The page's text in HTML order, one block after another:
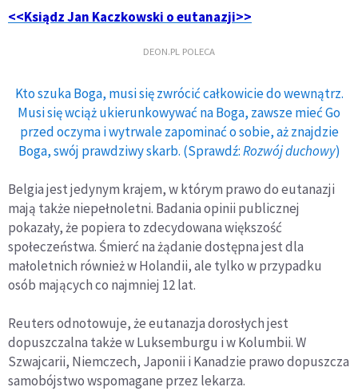
<<Ksiądz Jan Kaczkowski o eutanazji>>
DEON.PL POLECA
Kto szuka Boga, musi się zwrócić całkowicie do wewnątrz.
Musi się wciąż ukierunkowywać na Boga, zawsze mieć Go
przed oczyma i wytrwale zapominać o sobie, aż znajdzie
Boga, swój prawdziwy skarb. (Sprawdź:Rozwój duchowy)
Belgia jest jedynym krajem, w którym prawo do eutanazji
mają także niepełnoletni. Badania opinii publicznej
pokazały, że popiera to zdecydowana większość
społeczeństwa. Śmierć na żądanie dostępna jest dla
małoletnich również w Holandii, ale tylko w przypadku
osób mających co najmniej 12 lat.
Reuters odnotowuje, że eutanazja dorosłych jest
dopuszczalna także w Luksemburgu i w Kolumbii. W
Szwajcarii, Niemczech, Japonii i Kanadzie prawo dopuszcza
samobójstwo wspomagane przez lekarza.